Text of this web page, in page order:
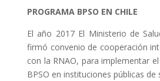
PROGRAMA BPSO EN CHILE
El año 2017 El Ministerio de
firmó convenio de cooperación
con la RNAO, para implementar
BPSO en instituciones públicas de